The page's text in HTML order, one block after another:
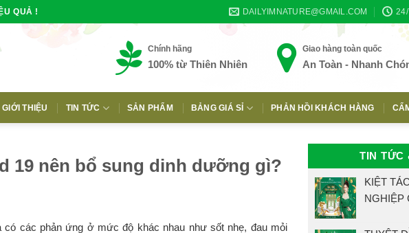
QUẢ ! DAILYIMNATURE@GMAIL.COM
Chính hãng
100% từ Thiên Nhiên
Giao hàng toàn quốc
An Toàn - Nhanh
GIỚI THIỆU TIN TỨC SẢN PHẨM BẢNG GIÁ SỈ PHẢN HỒI KHÁCH HÀNG
19 nên bổ sung dinh dưỡng gì?
các phản ứng ở mức độ khác nhau như sốt nhẹ, đau mỏi
TIN TỨC
KIỆT
NGHIỆP